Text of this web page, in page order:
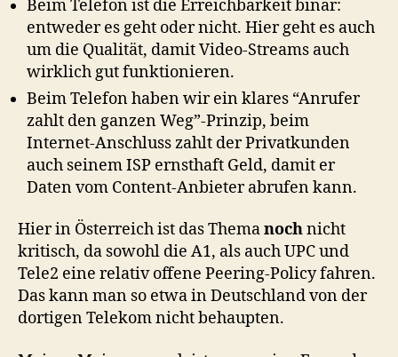
Beim Telefon ist die Erreichbarkeit binär:
entweder es geht oder nicht. Hier geht es auch
um die Qualität, damit Video-Streams auch
wirklich gut funktionieren.
Beim Telefon haben wir ein klares “Anrufer
zahlt den ganzen Weg”-Prinzip, beim
Internet-Anschluss zahlt der Privatkunden
auch seinem ISP ernsthaft Geld, damit er
Daten vom Content-Anbieter abrufen kann.
Hier in Österreich ist das Themanochnicht
kritisch, da sowohl die A1, als auch UPC und
Tele2 eine relativ offene Peering-Policy fahren.
Das kann man so etwa in Deutschland von der
dortigen Telekom nicht behaupten.